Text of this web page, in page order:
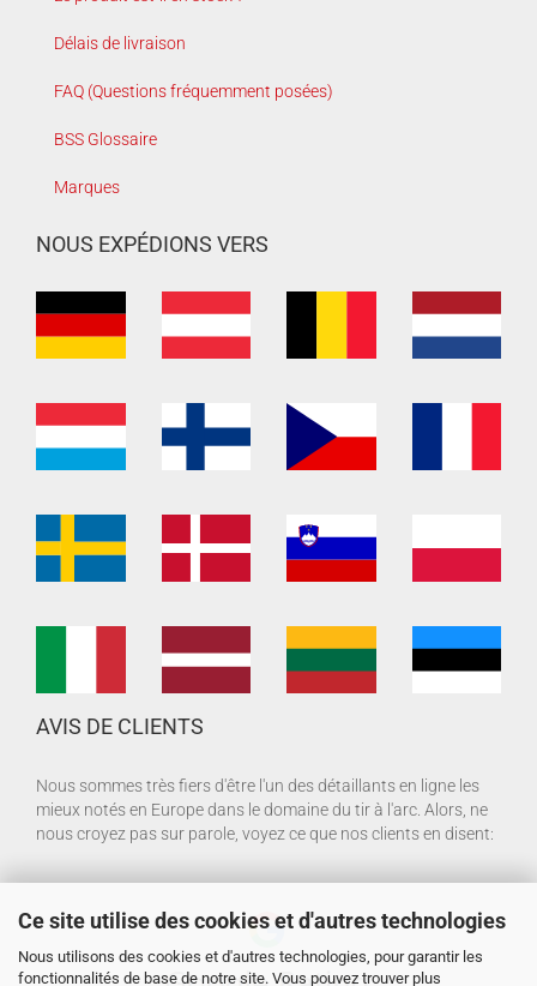
Ce site utilise des cookies et d'autres technologies
Nous utilisons des cookies et d'autres technologies, pour garantir les
fonctionnalités de base de notre site. Vous pouvez trouver plus
Délais de livraison
FAQ (Questions fréquemment posées)
BSS Glossaire
Marques
NOUS EXPÉDIONS VERS
AVIS DE CLIENTS
Nous sommes très fiers d'être l'un des détaillants en ligne les
mieux notés en Europe dans le domaine du tir à l'arc. Alors, ne
nous croyez pas sur parole, voyez ce que nos clients en disent: